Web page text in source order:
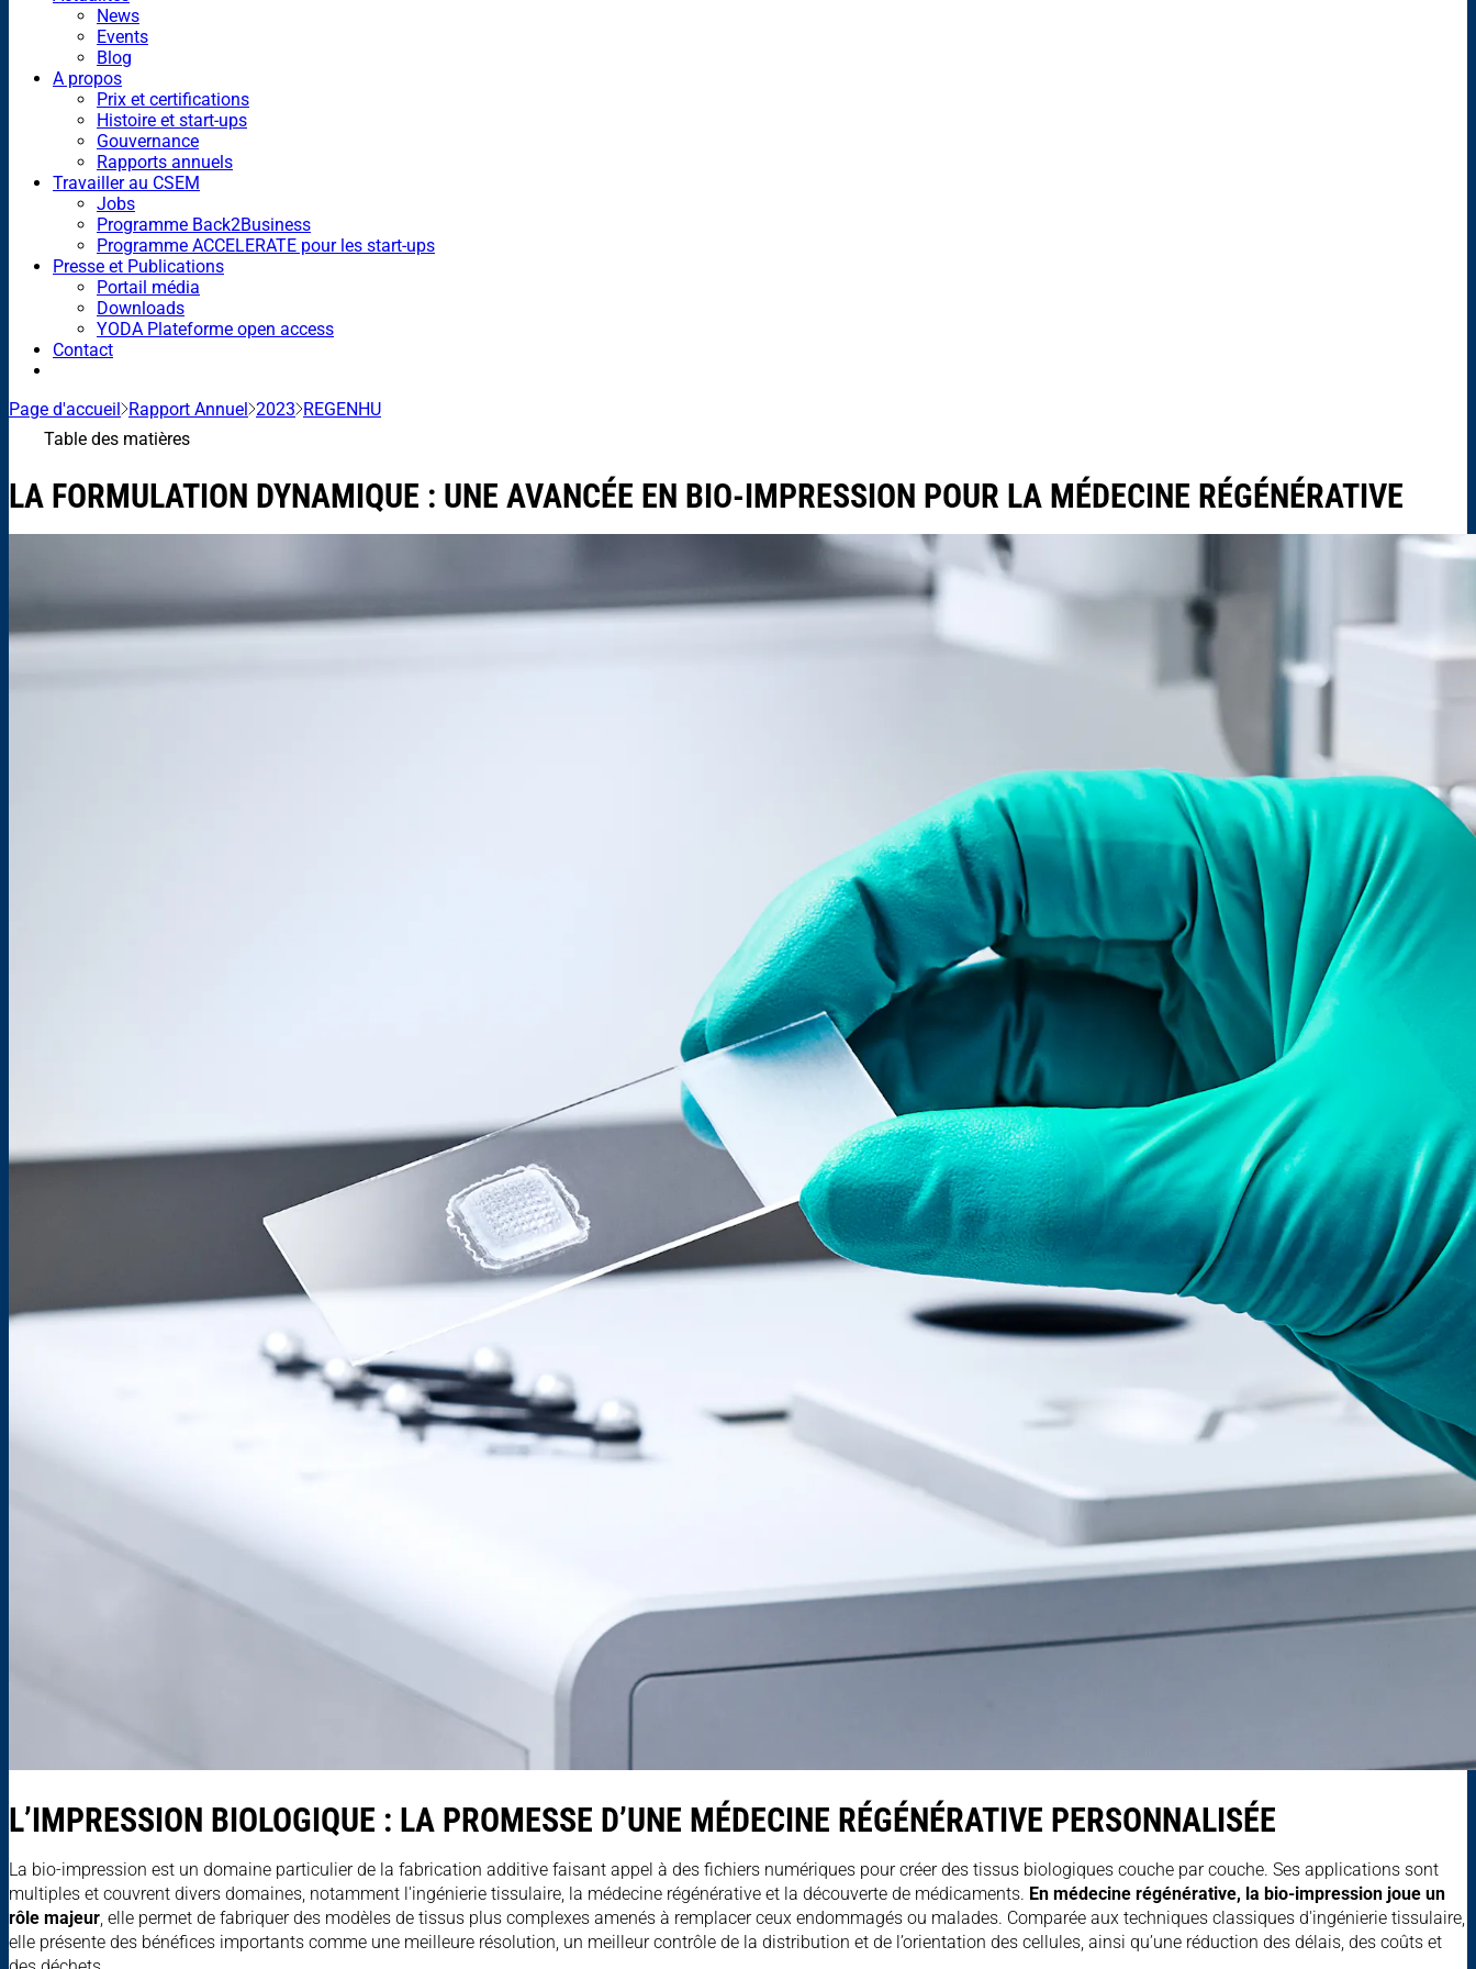
News
Events
Blog
A propos
Prix et certifications
Histoire et start-ups
Gouvernance
Rapports annuels
Travailler au CSEM
Jobs
Programme Back2Business
Programme ACCELERATE pour les start-ups
Presse et Publications
Portail média
Downloads
YODA Plateforme open access
Contact
Page d'accueil Rapport Annuel 2023 REGENHU
Table des matières
LA FORMULATION DYNAMIQUE : UNE AVANCÉE EN BIO-IMPRESSION POUR LA MÉDECINE RÉGÉNÉRATIVE
L’IMPRESSION BIOLOGIQUE : LA PROMESSE D’UNE MÉDECINE RÉGÉNÉRATIVE PERSONNALISÉE
La bio-impression est un domaine particulier de la fabrication additive faisant appel à des fichiers numériques pour créer des tissus biologiques couche par couche. Ses applications sont
multiples et couvrent divers domaines, notamment l'ingénierie tissulaire, la médecine régénérative et la découverte de médicaments. En médecine régénérative, la bio-impression joue un
rôle majeur, elle permet de fabriquer des modèles de tissus plus complexes amenés à remplacer ceux endommagés ou malades. Comparée aux techniques classiques d'ingénierie tissulaire,
elle présente des bénéfices importants comme une meilleure résolution, un meilleur contrôle de la distribution et de l’orientation des cellules, ainsi qu’une réduction des délais, des coûts et